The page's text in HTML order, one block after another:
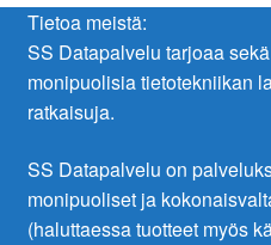
Tietoa meistä:
SS Datapalvelu tarjoaa
monipuolisia tietotekniikan
ratkaisuja.
SS Datapalvelu on
monipuoliset ja
(haluttaessa tuotteet myös